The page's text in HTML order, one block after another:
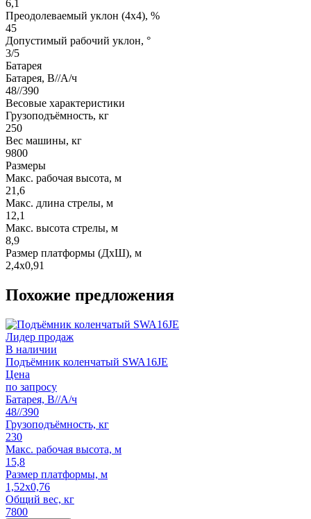
6,1
Преодолеваемый уклон (4х4), %
45
Допустимый рабочий уклон, °
3/5
Батарея
Батарея, В//А/ч
48//390
Весовые характеристики
Грузоподъёмность, кг
250
Вес машины, кг
9800
Размеры
Макс. рабочая высота, м
21,6
Макс. длина стрелы, м
12,1
Макс. высота стрелы, м
8,9
Размер платформы (ДxШ), м
2,4x0,91
Похожие предложения
Лидер продаж
В наличии
Подъёмник коленчатый SWA16JE
Цена
по запросу
Батарея, В//А/ч
48//390
Грузоподъёмность, кг
230
Макс. рабочая высота, м
15,8
Размер платформы, м
1,52x0,76
Общий вес, кг
7800